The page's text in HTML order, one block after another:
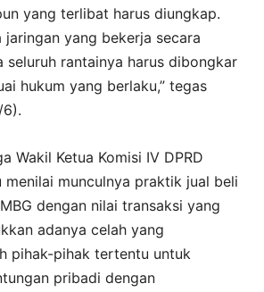
yang terlibat harus diungkap.
yang bekerja secara
seluruh rantainya harus dibongkar
hukum yang berlaku,” tegas
Wakil Ketua Komisi IV DPRD
munculnya praktik jual beli
dengan nilai transaksi yang
adanya celah yang
pihak-pihak tertentu untuk
pribadi dengan